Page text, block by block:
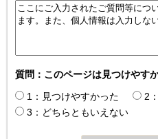
質問：このページは見つけやす
1：見つけやすかった
2
3：どちらともいえない